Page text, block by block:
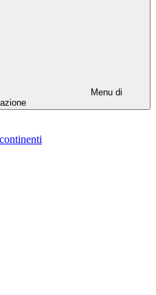
Menu di